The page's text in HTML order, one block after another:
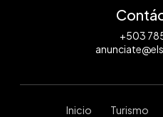
+503
Inicio Turismo